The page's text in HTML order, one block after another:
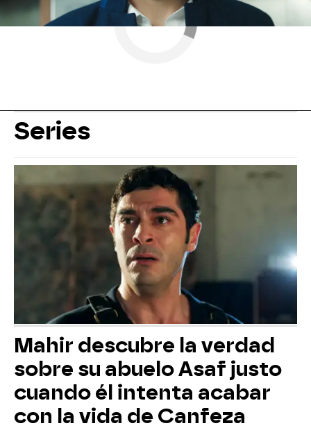
Series
Mahir descubre la verdad
sobre su abuelo Asaf justo
cuando él intenta acabar
con la vida de Canfeza